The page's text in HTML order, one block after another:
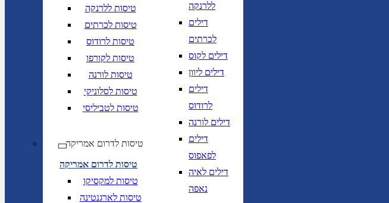
טיסות ללרנקה
טיסות לכרתים
טיסות לרודוס
טיסות לקורפו
טיסות לורנה
טיסות לסלוניקי
טיסות לטביליסי
טיסות לדרום אמריקה
טיסות לדרום אמריקה
טיסות למקסיקו
טיסות לארגנטינה
ללרנקה
דילים
לכרתים
דילים לקוס
דילים ליוון
דילים
לרודוס
דילים לורנה
דילים
לפאפוס
דילים לאיה
נאפה